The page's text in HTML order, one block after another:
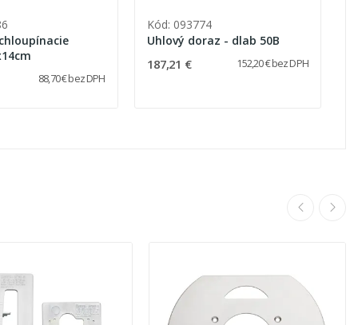
88,70 € bez DPH
Kód: 093774
Uhlový doraz - dlab 50B
187,21 € 152,20 € bez DPH